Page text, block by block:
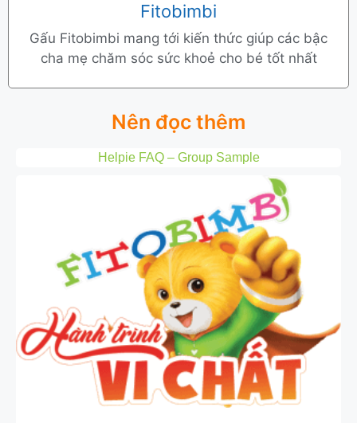
Fitobimbi
Gấu Fitobimbi mang tới kiến thức giúp các bậc
cha mẹ chăm sóc sức khoẻ cho bé tốt nhất
Nên đọc thêm
Helpie FAQ – Group Sample